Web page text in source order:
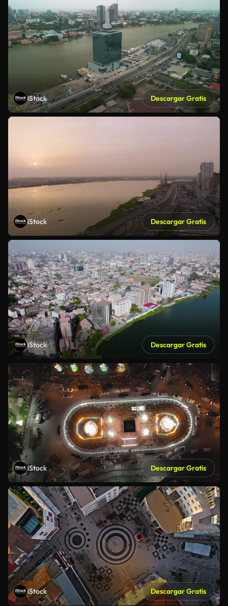
iStock Descargar Gratis
iStock Descargar Gratis
iStock Descargar Gratis
iStock Descargar Gratis
iStock Descargar Gratis